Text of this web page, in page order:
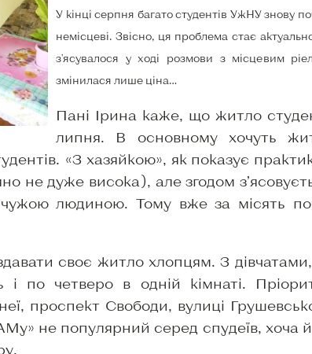
У кінці серпня багато студентів УжНУ знову
немісцеві. Звісно, ця проблема стає
з'ясувалося у ході розмови з місцевим
змінилася лише ціна…
Пані Ірина каже, що житло
липня. В основному хочуть
«З хазяйкою», як показує
не дуже висока), але згодом
людиною. Тому вже за місять
своє житло хлопцям. З
і по четверо в одній кімнаті.
проспект Свободи, вулиці
не популярний серед спудеїв, хоча й